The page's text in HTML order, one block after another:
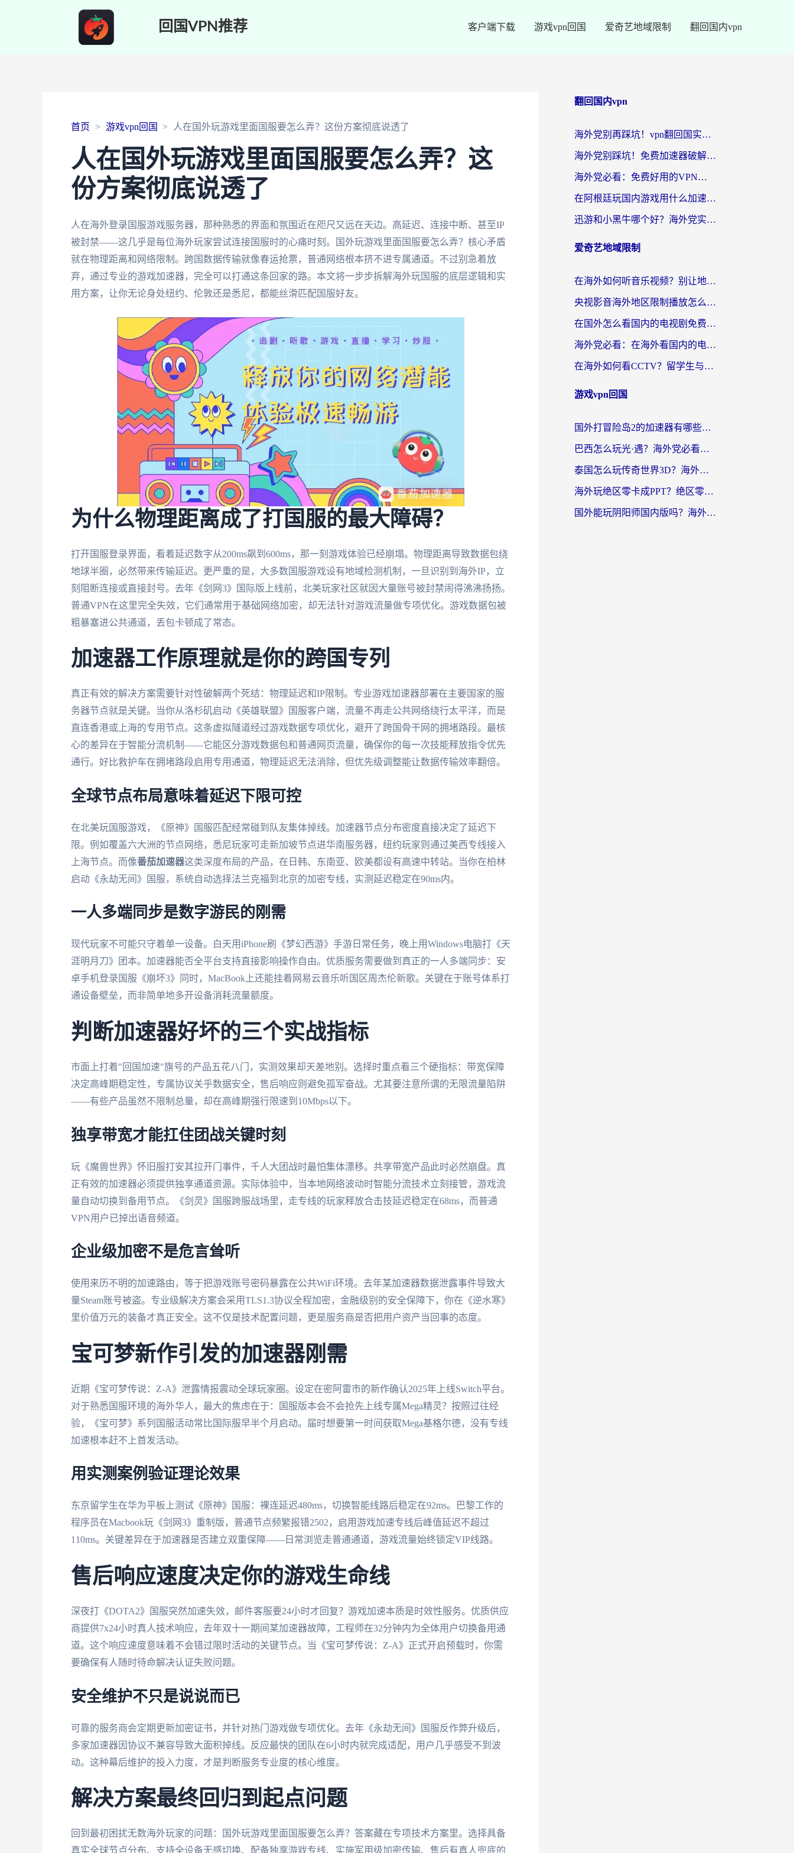
回国VPN推荐 客户端下载 游戏vpn回国 爱奇艺地域限制 翻回国内vpn
首页 游戏vpn回国 人在国外玩游戏里面国服要怎么弄？这份方案彻底说透了
人在国外玩游戏里面国服要怎么弄？这
份方案彻底说透了
人在海外登录国服游戏服务器，那种熟悉的界面和氛围近在咫尺又远在天边。高延迟、连接中断、甚至IP
被封禁——这几乎是每位海外玩家尝试连接国服时的心痛时刻。国外玩游戏里面国服要怎么弄？核心矛盾
就在物理距离和网络限制。跨国数据传输就像春运抢票，普通网络根本挤不进专属通道。不过别急着放
弃，通过专业的游戏加速器，完全可以打通这条回家的路。本文将一步步拆解海外玩国服的底层逻辑和实
用方案，让你无论身处纽约、伦敦还是悉尼，都能丝滑匹配国服好友。
为什么物理距离成了打国服的最大障碍？
打开国服登录界面，看着延迟数字从200ms飙到600ms，那一刻游戏体验已经崩塌。物理距离导致数据包绕
地球半圈，必然带来传输延迟。更严重的是，大多数国服游戏设有地域检测机制，一旦识别到海外IP，立
刻阻断连接或直接封号。去年《剑网3》国际版上线前，北美玩家社区就因大量账号被封禁闹得沸沸扬扬。
普通VPN在这里完全失效，它们通常用于基础网络加密，却无法针对游戏流量做专项优化。游戏数据包被
粗暴塞进公共通道，丢包卡顿成了常态。
加速器工作原理就是你的跨国专列
真正有效的解决方案需要针对性破解两个死结：物理延迟和IP限制。专业游戏加速器部署在主要国家的服
务器节点就是关键。当你从洛杉矶启动《英雄联盟》国服客户端，流量不再走公共网络绕行太平洋，而是
直连香港或上海的专用节点。这条虚拟隧道经过游戏数据专项优化，避开了跨国骨干网的拥堵路段。最核
心的差异在于智能分流机制——它能区分游戏数据包和普通网页流量，确保你的每一次技能释放指令优先
通行。好比救护车在拥堵路段启用专用通道，物理延迟无法消除，但优先级调整能让数据传输效率翻倍。
全球节点布局意味着延迟下限可控
在北美玩国服游戏，《原神》国服匹配经常碰到队友集体掉线。加速器节点分布密度直接决定了延迟下
限。例如覆盖六大洲的节点网络，悉尼玩家可走新加坡节点进华南服务器，纽约玩家则通过美西专线接入
上海节点。而像番茄加速器这类深度布局的产品，在日韩、东南亚、欧美都设有高速中转站。当你在柏林
启动《永劫无间》国服，系统自动选择法兰克福到北京的加密专线，实测延迟稳定在90ms内。
一人多端同步是数字游民的刚需
现代玩家不可能只守着单一设备。白天用iPhone刷《梦幻西游》手游日常任务，晚上用Windows电脑打《天
涯明月刀》团本。加速器能否全平台支持直接影响操作自由。优质服务需要做到真正的一人多端同步：安
卓手机登录国服《崩坏3》同时，MacBook上还能挂着网易云音乐听国区周杰伦新歌。关键在于账号体系打
通设备壁垒，而非简单地多开设备消耗流量额度。
判断加速器好坏的三个实战指标
市面上打着"回国加速"旗号的产品五花八门，实测效果却天差地别。选择时重点看三个硬指标：带宽保障
决定高峰期稳定性，专属协议关乎数据安全，售后响应则避免孤军奋战。尤其要注意所谓的无限流量陷阱
——有些产品虽然不限制总量，却在高峰期强行限速到10Mbps以下。
独享带宽才能扛住团战关键时刻
玩《魔兽世界》怀旧服打安其拉开门事件，千人大团战时最怕集体漂移。共享带宽产品此时必然崩盘。真
正有效的加速器必须提供独享通道资源。实际体验中，当本地网络波动时智能分流技术立刻接管，游戏流
量自动切换到备用节点。《剑灵》国服跨服战场里，走专线的玩家释放合击技延迟稳定在68ms，而普通
VPN用户已掉出语音频道。
企业级加密不是危言耸听
使用来历不明的加速路由，等于把游戏账号密码暴露在公共WiFi环境。去年某加速器数据泄露事件导致大
量Steam账号被盗。专业级解决方案会采用TLS1.3协议全程加密，金融级别的安全保障下，你在《逆水寒》
里价值万元的装备才真正安全。这不仅是技术配置问题，更是服务商是否把用户资产当回事的态度。
宝可梦新作引发的加速器刚需
近期《宝可梦传说：Z-A》泄露情报震动全球玩家圈。设定在密阿雷市的新作确认2025年上线Switch平台。
对于熟悉国服环境的海外华人，最大的焦虑在于：国服版本会不会抢先上线专属Mega精灵？按照过往经
验，《宝可梦》系列国服活动常比国际服早半个月启动。届时想要第一时间获取Mega基格尔德，没有专线
加速根本赶不上首发活动。
用实测案例验证理论效果
东京留学生在华为平板上测试《原神》国服：裸连延迟480ms，切换智能线路后稳定在92ms。巴黎工作的
程序员在Macbook玩《剑网3》重制版，普通节点频繁报错2502，启用游戏加速专线后峰值延迟不超过
110ms。关键差异在于加速器是否建立双重保障——日常浏览走普通通道，游戏流量始终锁定VIP线路。
售后响应速度决定你的游戏生命线
深夜打《DOTA2》国服突然加速失效，邮件客服要24小时才回复？游戏加速本质是时效性服务。优质供应
商提供7x24小时真人技术响应，去年双十一期间某加速器故障，工程师在32分钟内为全体用户切换备用通
道。这个响应速度意味着不会错过限时活动的关键节点。当《宝可梦传说：Z-A》正式开启预载时，你需
要确保有人随时待命解决认证失败问题。
安全维护不只是说说而已
可靠的服务商会定期更新加密证书，并针对热门游戏做专项优化。去年《永劫无间》国服反作弊升级后，
多家加速器因协议不兼容导致大面积掉线。反应最快的团队在6小时内就完成适配，用户几乎感受不到波
动。这种幕后维护的投入力度，才是判断服务专业度的核心维度。
解决方案最终回归到起点问题
回到最初困扰无数海外玩家的问题：国外玩游戏里面国服要怎么弄？答案藏在专项技术方案里。选择具备
真实全球节点分布、支持全设备无感切换、配备独享游戏专线、实施军用级加密传输、售后有真人兜底的
翻回国内vpn
海外党别再踩坑！vpn翻回国实用指南——选对加速器，国内资源无缝用
海外党别踩坑！免费加速器破解版真的能用？教你无缝访问国内资源的正确姿势
海外党必看：免费好用的VPN？不如选对转国内加速器实现无缝追剧
在阿根廷玩国内游戏用什么加速器？3年海外党亲测实用指南
迅游和小黑牛哪个好？海外党实测指南，选对中国地址加速器才能无缝刷国内资源
爱奇艺地域限制
在海外如何听音乐视频？别让地域限制挡住你的华语旋律
央视影音海外地区限制播放怎么办？海外华人必看的追剧自由指南
在国外怎么看国内的电视剧免费？3个关键步骤+1款靠谱加速器帮你搞定
海外党必看：在海外看国内的电视剧的app选对了吗？3步解决地域限制烦恼
在海外如何看CCTV？留学生与海外华人的实用回国加速指南
游戏vpn回国
国外打冒险岛2的加速器有哪些？海外玩家国服畅玩全攻略（附实测推荐）
巴西怎么玩光·遇？海外党必看的国服游戏加速器选择指南（附3款热门游戏实测）
泰国怎么玩传奇世界3D？海外党国服游戏加速终极指南（附非洲欧洲热门游戏解决方案）
海外玩绝区零卡成PPT？绝区零加速器免费的推荐+实用技巧，附墨西哥玩谁是卧底美国玩和平精英攻略
国外能玩阴阳师国内版吗？海外党亲测有效的国服游戏加速指南